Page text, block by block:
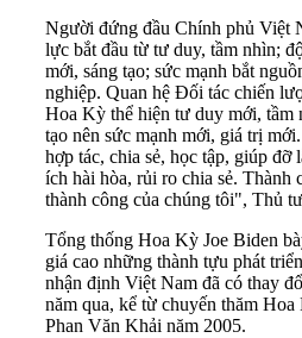
Người đứng đầu Chính phủ Việt
lực bắt đầu từ tư duy, tầm nhìn;
mới, sáng tạo; sức mạnh bắt
nghiệp. Quan hệ Đối tác chiến
Hoa Kỳ thể hiện tư duy mới, tầm
tạo nên sức mạnh mới, giá trị
hợp tác, chia sẻ, học tập, giúp
ích hài hòa, rủi ro chia sẻ. Thành
thành công của chúng tôi", Thủ
Tổng thống Hoa Kỳ Joe Biden
giá cao những thành tựu phát
nhận định Việt Nam đã có thay
năm qua, kể từ chuyến thăm
Phan Văn Khải năm 2005.